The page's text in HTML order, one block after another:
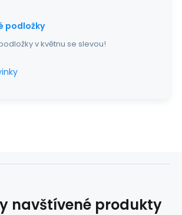
podložky
v květnu se slevou!
navštívené produkty